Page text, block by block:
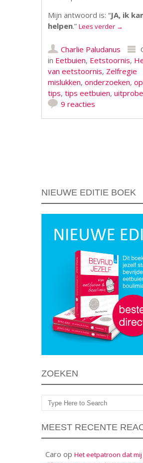
Mijn antwoord is: “JA, ik
helpen.”Lees verder →
Charlie Paludanus
in Eetbuien, Eetstoornis,
van eetstoornis, Zelfregie
mislukken,onderzoeken,
tips,tips eetbuien,
9 reacties
NIEUWE EDITIE BOEK
ZOEKEN
Zoeken
MEEST RECENTE
Caro op Het eetpatroon dat